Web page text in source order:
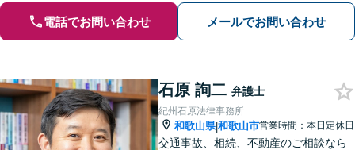
電話でお問い合わせ メールでお問い合わせ
石原 詢二 弁護士
紀州石原法律事務所
和歌山県|和歌山市営業時間：本日定休日
交通事故、相続、不動産のご相談なら